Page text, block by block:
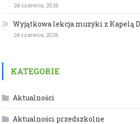
24 czerwca, 2026
Wyjątkowa lekcja muzyki z Kapelą
24 czerwca, 2026
KATEGORIE
Aktualności
Aktualności przedszkolne